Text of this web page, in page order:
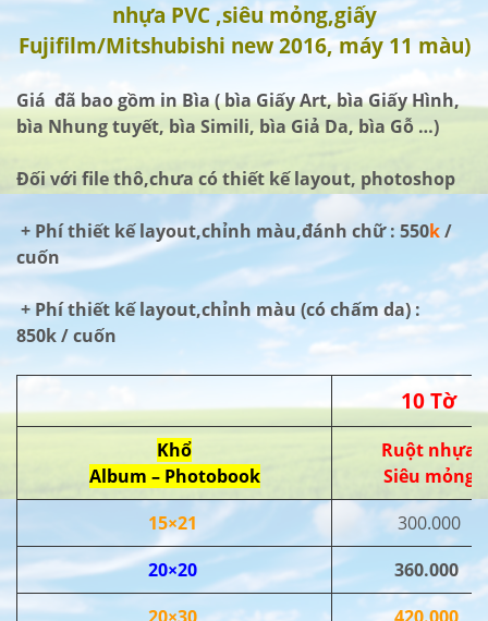
nhựa PVC ,siêu mỏng,giấy
Fujifilm/Mitshubishi new 2016, máy 11 màu)
Giá đã bao gồm in Bìa ( bìa Giấy Art, bìa Giấy Hình,
bìa Nhung tuyết, bìa Simili, bìa Giả Da, bìa Gỗ …)
Đối với file thô,chưa có thiết kế layout, photoshop
+ Phí thiết kế layout,chỉnh màu,đánh chữ : 550k/
cuốn
+ Phí thiết kế layout,chỉnh màu (có chấm da) :
850k / cuốn
10 Tờ
Khổ
Album – Photobook
Ruột nhựa
Siêu mỏng
15×21
300.000
20×20
360.000